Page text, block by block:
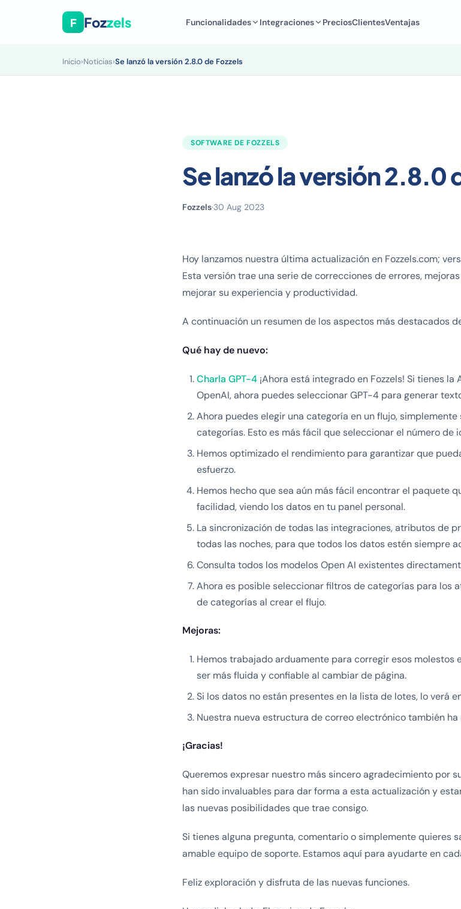
F Fozzels Funcionalidades Integraciones PreciosClientesVentajas
Inicio›Noticias›Se lanzó la versión 2.8.0 de Fozzels
SOFTWARE DE FOZZELS
Se lanzó la versión 2.8.0
Fozzels·30 Aug 2023
Hoy lanzamos nuestra última actualización en Fozzels.com;
Esta versión trae una serie de correcciones de errores,
mejorar su experiencia y productividad.
A continuación un resumen de los aspectos más destacados
Qué hay de nuevo:
Charla GPT-4 ¡Ahora está integrado en Fozzels! Si tienes
OpenAI, ahora puedes seleccionar GPT-4 para generar
Ahora puedes elegir una categoría en un flujo,
categorías. Esto es más fácil que seleccionar el número de
Hemos optimizado el rendimiento para garantizar que
esfuerzo.
Hemos hecho que sea aún más fácil encontrar el paquete
facilidad, viendo los datos en tu panel personal.
La sincronización de todas las integraciones, atributos de
todas las noches, para que todos los datos estén siempre
Consulta todos los modelos Open AI existentes
Ahora es posible seleccionar filtros de categorías para los
de categorías al crear el flujo.
Mejoras:
Hemos trabajado arduamente para corregir esos molestos
ser más fluida y confiable al cambiar de página.
Si los datos no están presentes en la lista de lotes, lo verá
Nuestra nueva estructura de correo electrónico también ha
¡Gracias!
Queremos expresar nuestro más sincero agradecimiento por
han sido invaluables para dar forma a esta actualización y
las nuevas posibilidades que trae consigo.
Si tienes alguna pregunta, comentario o simplemente quieres
amable equipo de soporte. Estamos aquí para ayudarte en
Feliz exploración y disfruta de las nuevas funciones.